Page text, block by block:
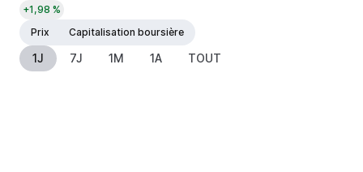
+1,98 %
Prix
Capitalisation boursière
1J 7J 1M 1A TOUT